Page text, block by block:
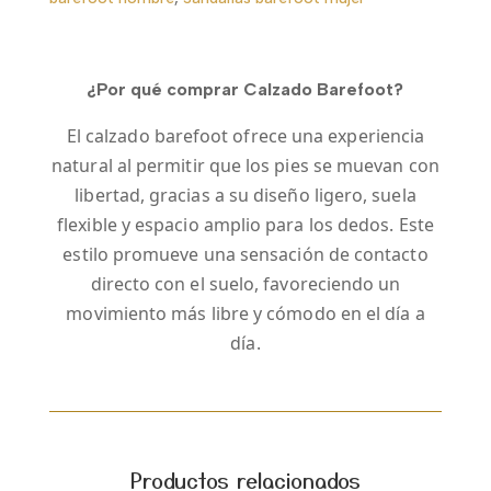
¿Por qué comprar Calzado Barefoot?
El calzado barefoot ofrece una experiencia
natural al permitir que los pies se muevan con
libertad, gracias a su diseño ligero, suela
flexible y espacio amplio para los dedos. Este
estilo promueve una sensación de contacto
directo con el suelo, favoreciendo un
movimiento más libre y cómodo en el día a
día.
Productos relacionados